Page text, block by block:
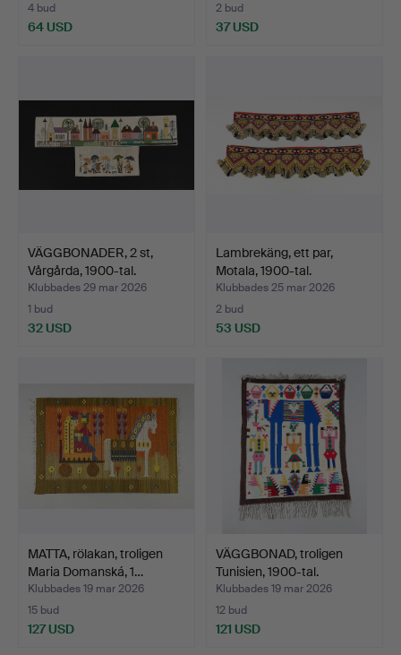
4 bud
64 USD
2 bud
37 USD
VÄGGBONADER, 2 st,
Vårgårda, 1900-tal.
Klubbades 29 mar 2026
1 bud
32 USD
Lambrekäng, ett par,
Motala, 1900-tal.
Klubbades 25 mar 2026
2 bud
53 USD
MATTA, rölakan, troligen
Maria Domanská, 1…
Klubbades 19 mar 2026
15 bud
127 USD
VÄGGBONAD, troligen
Tunisien, 1900-tal.
Klubbades 19 mar 2026
12 bud
121 USD